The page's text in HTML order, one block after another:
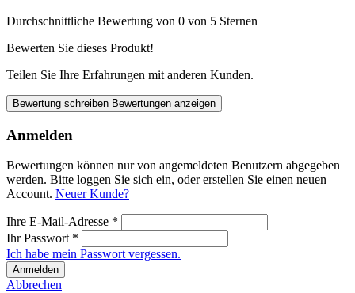
Durchschnittliche Bewertung von 0 von 5 Sternen
Bewerten Sie dieses Produkt!
Teilen Sie Ihre Erfahrungen mit anderen Kunden.
Bewertung schreiben Bewertungen anzeigen
Anmelden
Bewertungen können nur von angemeldeten Benutzern abgegeben
werden. Bitte loggen Sie sich ein, oder erstellen Sie einen neuen
Account. Neuer Kunde?
Ihre E-Mail-Adresse *
Ihr Passwort *
Ich habe mein Passwort vergessen.
Anmelden
Abbrechen